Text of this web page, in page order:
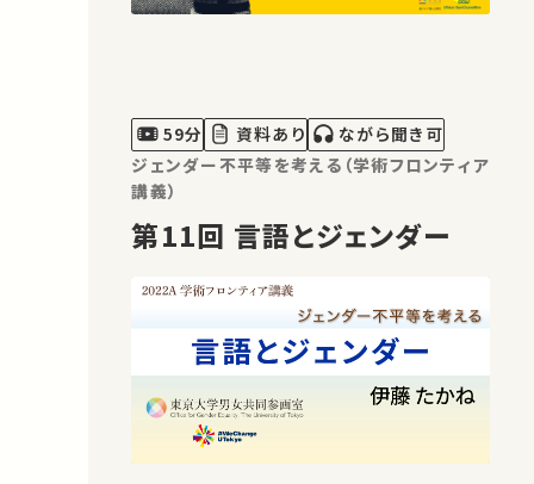
59分 資料あり
ながら聞き可
ジェンダー不平等を考える（学術フロンティア
講義）
第11回 言語とジェンダー